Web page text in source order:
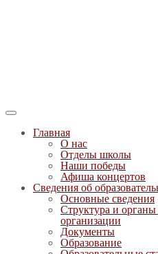
Главная
О нас
Отделы школы
Наши победы
Афиша концертов
Сведения об
Основные сведения
Структура и органы
организации
Документы
Образование